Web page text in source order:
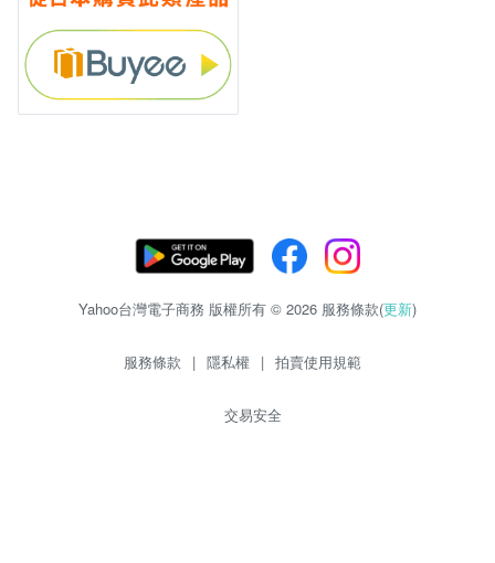
Yahoo台灣電子商務 版權所有 © 2026 服務條款(更新)
服務條款 | 隱私權 | 拍賣使用規範
交易安全